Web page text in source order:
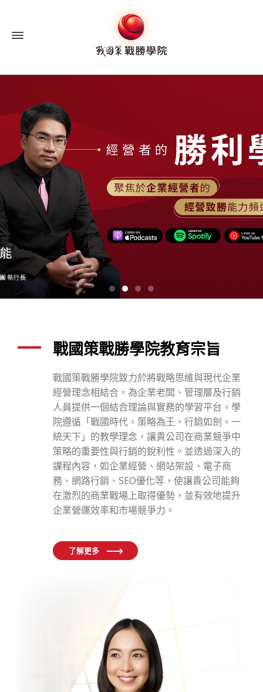
國
勝
學
院：
企
業
經
營
管
顧
戰國策戰勝學院教育宗旨
戰國策戰勝學院致力於將戰略思維與現代企業
經營理念相結合，為企業老闆、管理層及行銷
人員提供一個結合理論與實務的學習平台。學
院遵循「戰國時代，策略為王，行銷如劍。一
統天下」的教學理念，讓貴公司在商業競爭中
策略的重要性與行銷的銳利性。並透過深入的
課程內容，如企業經營、網站架設、電子商
務、網路行銷、SEO優化等，使讓貴公司能夠
在激烈的商業戰場上取得優勢，並有效地提升
企業營運效率和市場競爭力。
了解更多